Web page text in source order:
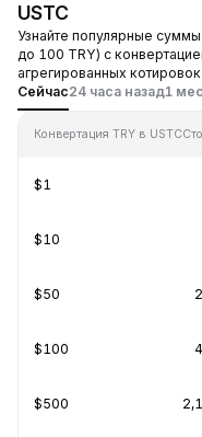
USTC
Узнайте популярные
до 100 TRY) с
агрегированных
Сейчас24 часа назад1
Конвертация TRY в USTC
$1
$10
$50
$100
$500